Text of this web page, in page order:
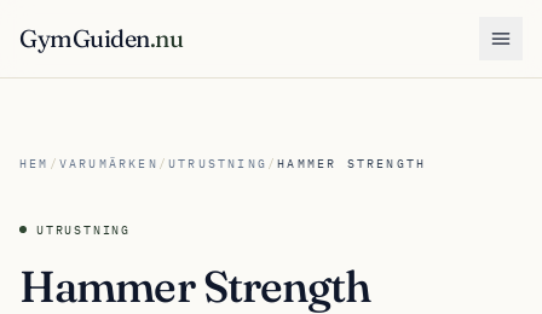
GymGuiden.nu
HEM / VARUMÄRKEN /UTRUSTNING /HAMMER STRENGTH
UTRUSTNING
Hammer Strength